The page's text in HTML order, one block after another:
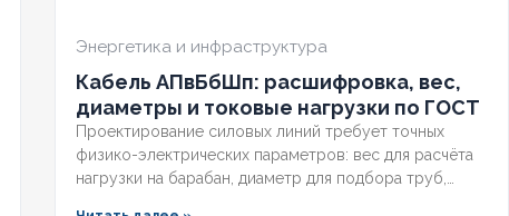
ЖИЛ КОЛИЧЕСТВО ЖИЛ
Энергетика и инфраструктура
Кабель АПвБбШп: расшифровка, вес,
диаметры и токовые нагрузки по ГОСТ
Проектирование силовых линий требует точных
физико-электрических параметров: вес для расчёта
нагрузки на барабан, диаметр для подбора труб,